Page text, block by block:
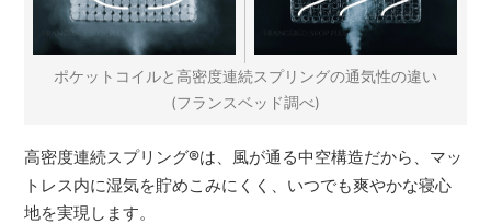
ポケットコイルと高密度連続スプリングの通気性の違い
(フランスベッド調べ)
高密度連続スプリング®は、風が通る中空構造だから、マッ
トレス内に湿気を貯めこみにくく、いつでも爽やかな寝心
地を実現します。